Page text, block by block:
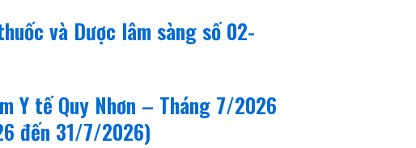
và Dược lâm sàng số 02-
Y tế Quy Nhơn – Tháng 7/2026
đến 31/7/2026)